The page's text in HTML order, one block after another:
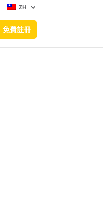
ZH
免費註冊